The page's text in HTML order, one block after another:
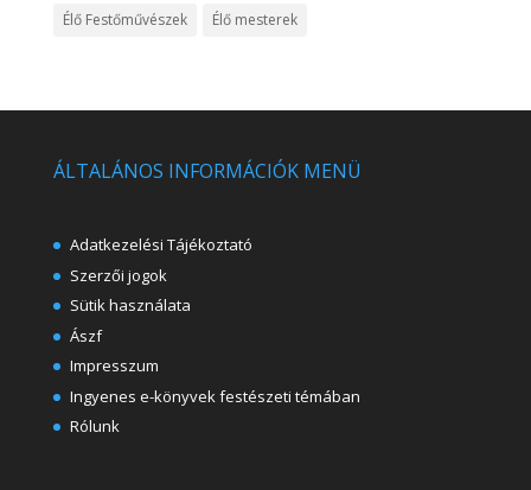
Élő Festőművészek
Élő mesterek
ÁLTALÁNOS INFORMÁCIÓK MENÜ
Adatkezelési Tájékoztató
Szerzői jogok
Sütik használata
Ászf
Impresszum
Ingyenes e-könyvek festészeti témában
Rólunk